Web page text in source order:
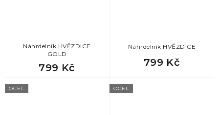
Náhrdelník HVĚZDICE
GOLD
799 Kč
Náhrdelník HVĚZDICE
799 Kč
OCEL OCEL